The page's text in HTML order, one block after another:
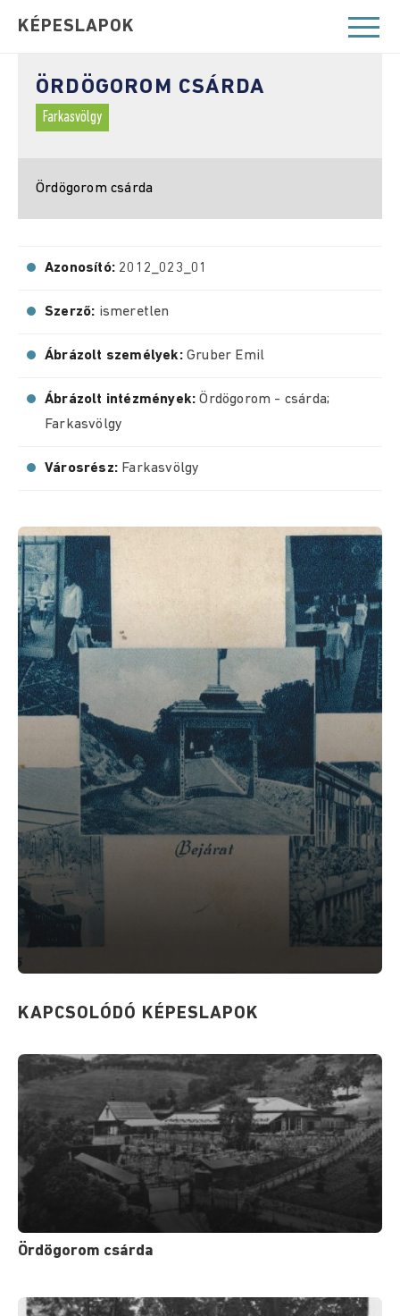
KÉPESLAPOK
ÖRDÖGOROM CSÁRDA
Farkasvölgy
Ördögorom csárda
Azonosító: 2012_023_01
Szerző: ismeretlen
Ábrázolt személyek: Gruber Emil
Ábrázolt intézmények:Ördögorom - csárda;
Farkasvölgy
Városrész: Farkasvölgy
KAPCSOLÓDÓ KÉPESLAPOK
Ördögorom csárda